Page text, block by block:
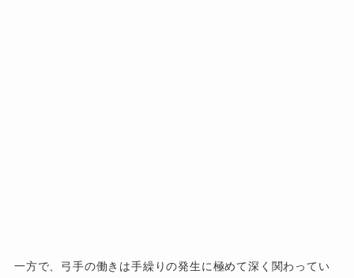
一方で、弓手の働きは手繰りの発生に極めて深く関わってい